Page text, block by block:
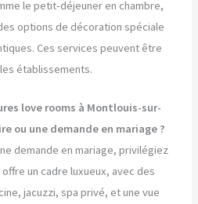
le petit-déjeuner en chambre,
options de décoration spéciale
Ces services peuvent être
établissements.
love rooms à Montlouis-sur-
ou une demande en mariage ?
demande en mariage, privilégiez
un cadre luxueux, avec des
jacuzzi, spa privé, et une vue